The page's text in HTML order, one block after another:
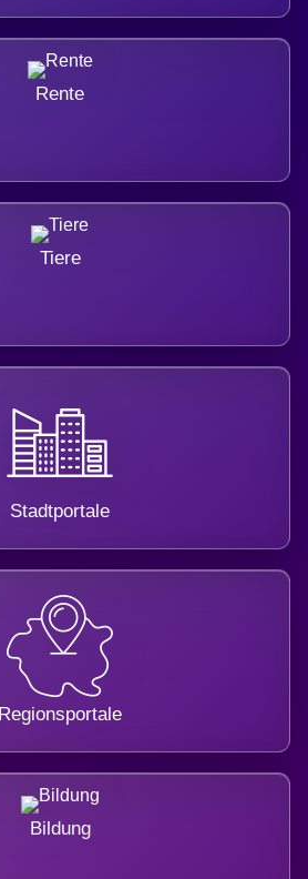
Rente
Tiere
Stadtportale
Regionsportale
Bildung